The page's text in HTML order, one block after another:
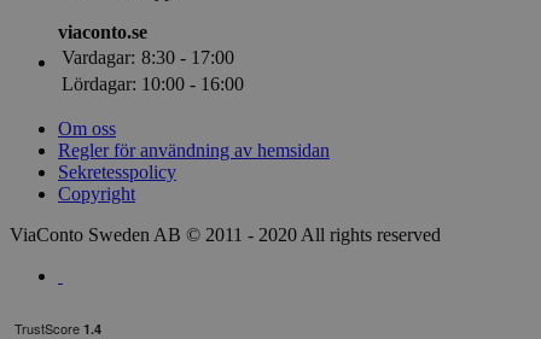
viaconto.se
Vardagar: 8:30 - 17:00
Lördagar: 10:00 - 16:00
Om oss
Regler för användning av hemsidan
Sekretesspolicy
Copyright
ViaConto Sweden AB © 2011 - 2020 All rights reserved